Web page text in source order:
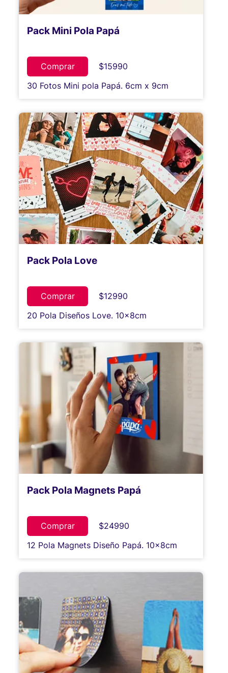
Pack Mini Pola Papá
Comprar
$15990
30 Fotos Mini pola Papá. 6cm x 9cm
Pack Pola Love
Comprar
$12990
20 Pola Diseños Love. 10x8cm
Pack Pola Magnets Papá
Comprar
$24990
12 Pola Magnets Diseño Papá. 10x8cm